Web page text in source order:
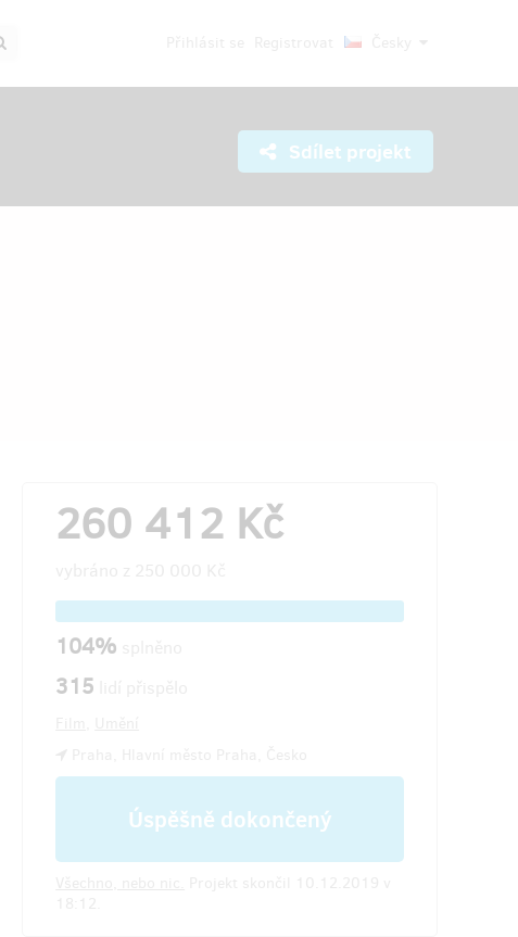
Sdílet projekt
260 412 Kč
104%
315
Úspěšně dokončený